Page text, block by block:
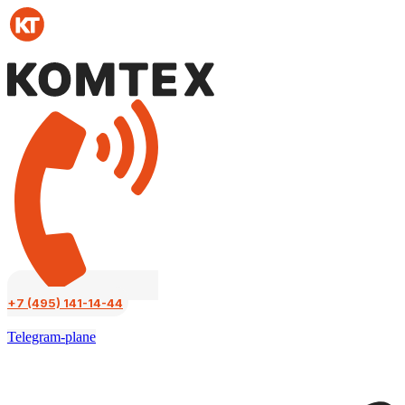
Перейти
к
содержимому
+7 (495) 141-14-44
Telegram-plane